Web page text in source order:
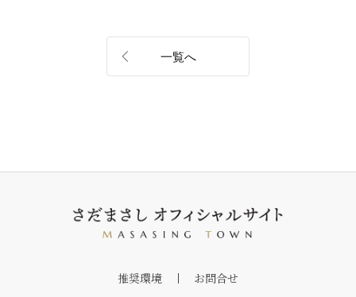
一覧へ
推奨環境 お問合せ